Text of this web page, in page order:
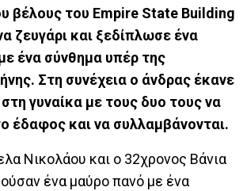
βέλους του Empire State Building
ζευγάρι και ξεδίπλωσε ένα
ένα σύνθημα υπέρ της
Στη συνέχεια ο άνδρας έκανε
γυναίκα με τους δυο τους να
έδαφος και να συλλαμβάνονται.
Νικολάου και ο 32χρονος Βάνια
ένα μαύρο πανό με ένα